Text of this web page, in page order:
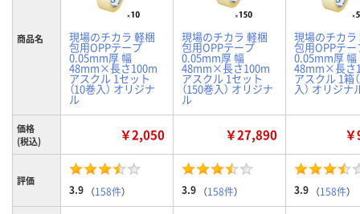
商品名 現場のチカラ 軽梱
包用OPPテープ
0.05mm厚 幅
48mm×長さ100m
アスクル 1セット
（10巻入） オリジナ
ル
現場のチカラ 軽梱
包用OPPテープ
0.05mm厚 幅
48mm×長さ100m
アスクル 1セット
（150巻入） オリジナ
ル
現場のチカラ
包用OPPテー
0.05mm厚 幅
48mm×長さ
アスクル 1箱
入） オリジナ
価格
(税込)
￥2,050 ￥27,890
評価
3.9 （158件） 3.9 （158件） 3.9 （158件）